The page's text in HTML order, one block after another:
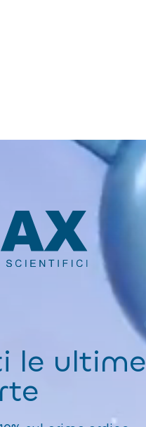
le ultime